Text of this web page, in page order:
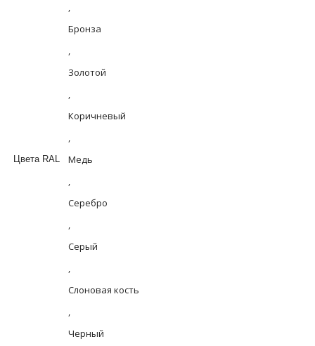
Цвета RAL
,
Бронза
,
Золотой
,
Коричневый
,
Медь
,
Серебро
,
Серый
,
Слоновая кость
,
Черный